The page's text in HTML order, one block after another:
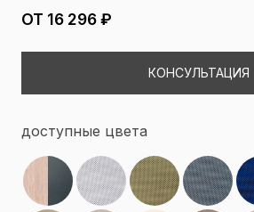
ОТ 16 296 ₽
КОНСУЛЬТАЦИЯ
доступные цвета